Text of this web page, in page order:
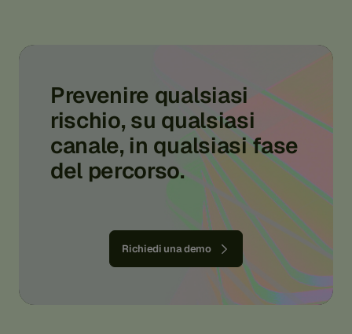
Prevenire qualsiasi
rischio, su qualsiasi
canale, in qualsiasi fase
del percorso.
Richiedi una demo